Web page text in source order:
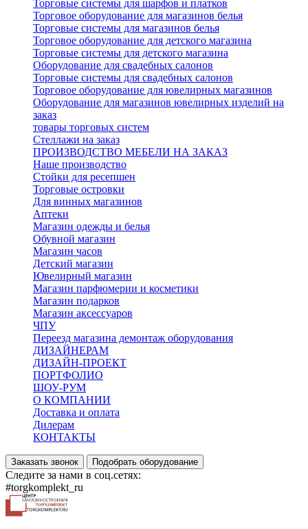
Торговые системы для шарфов и платков
Торговое оборудование для магазинов белья
Торговые системы для магазинов белья
Торговое оборудование для детского магазина
Торговые системы для детского магазина
Оборудование для свадебных салонов
Торговые системы для свадебных салонов
Торговое оборудование для ювелирных магазинов
Оборудование для магазинов ювелирных изделий на
заказ
товары торговых систем
Стеллажи на заказ
ПРОИЗВОДСТВО МЕБЕЛИ НА ЗАКАЗ
Наше производство
Стойки для ресепшен
Торговые островки
Для винных магазинов
Аптеки
Магазин одежды и белья
Обувной магазин
Магазин часов
Детский магазин
Ювелирный магазин
Магазин парфюмерии и косметики
Магазин подарков
Магазин аксессуаров
ЧПУ
Переезд магазина демонтаж оборудования
ДИЗАЙНЕРАМ
ДИЗАЙН-ПРОЕКТ
ПОРТФОЛИО
ШОУ-РУМ
О КОМПАНИИ
Доставка и оплата
Дилерам
КОНТАКТЫ
Заказать звонок Подобрать оборудование
Следите за нами в соц.сетях:
#torgkomplekt_ru